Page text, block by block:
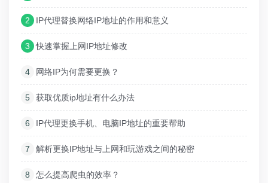
2 IP代理替换网络IP地址的作用和意义
3 快速掌握上网IP地址修改
4 网络IP为何需要更换？
5 获取优质ip地址有什么办法
6 IP代理更换手机、电脑IP地址的重要帮助
7 解析更换IP地址与上网和玩游戏之间的秘密
8 怎么提高爬虫的效率？